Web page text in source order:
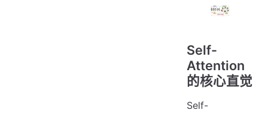
Self-
Attention
的核心直觉
Self-